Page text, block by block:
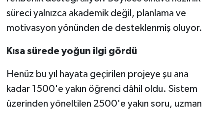
süreci yalnızca akademik değil, planlama ve
motivasyon yönünden de desteklenmiş oluyor.
Kısa sürede yoğun ilgi gördü
Henüz bu yıl hayata geçirilen projeye şu ana
kadar 1500'e yakın öğrenci dâhil oldu. Sistem
üzerinden yöneltilen 2500'e yakın soru, uzman